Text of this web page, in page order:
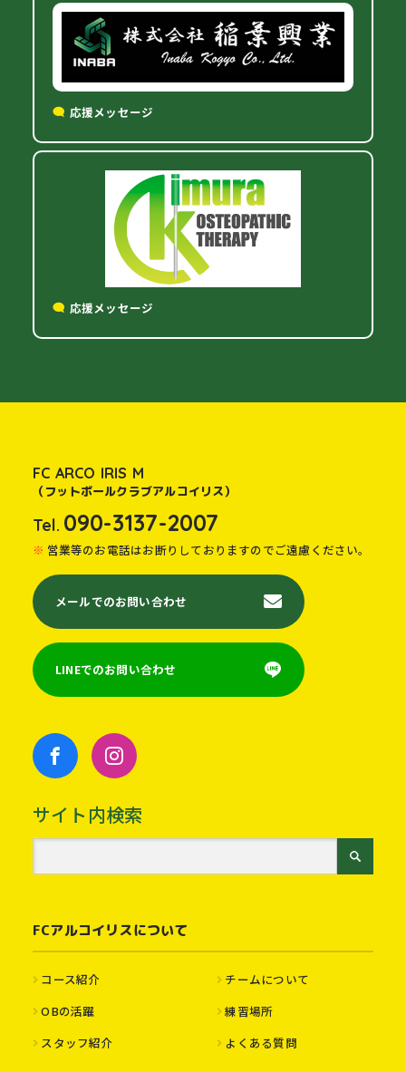
応援メッセージ
応援メッセージ
FC ARCO IRIS M
（フットボールクラブアルコイリス）
Tel. 090-3137-2007
営業等のお電話はお断りしておりますのでご遠慮ください。
メールでのお問い合わせ
LINEでのお問い合わせ
サイト内検索
FCアルコイリスについて
コース紹介
チームについて
OBの活躍
練習場所
スタッフ紹介
よくある質問